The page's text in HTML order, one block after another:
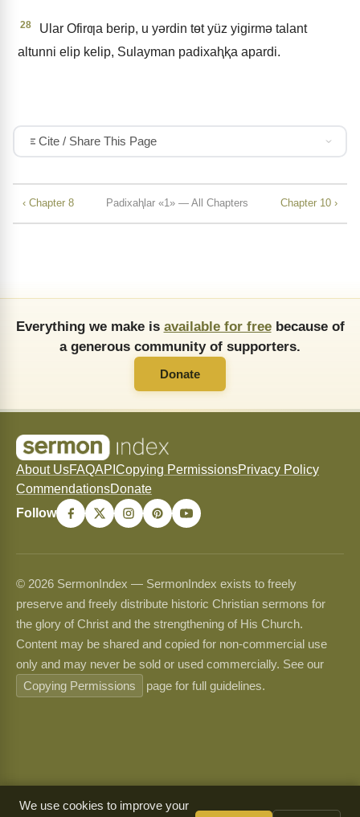
28
Ular Ofirƣa berip, u yǝrdin tɵt yüz yigirmǝ talant
altunni elip kelip, Sulayman padixaⱨⱪa apardi.
Cite / Share This Page
‹ Chapter 8 Padixaⱨlar «1» — All Chapters Chapter 10 ›
Everything we make is available for freebecause of
a generous community of supporters.
Donate
About UsFAQAPI Copying PermissionsPrivacy Policy
CommendationsDonate
Follow
© 2026 SermonIndex — SermonIndex exists to freely
preserve and freely distribute historic Christian sermons for
the glory of Christ and the strengthening of His Church.
Content may be shared and copied for non-commercial use
only and may never be sold or used commercially. See our
Copying Permissions
page for full guidelines.
We use cookies to improve your